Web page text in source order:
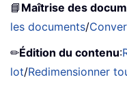
📘 Maîtrise des
les documents/
✏Édition du contenu:
lot/Redimensionner